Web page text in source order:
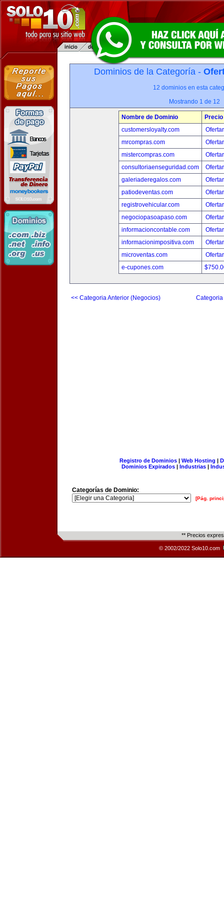
Dominios de la Categoría -
12 dominios en esta
Mostrando 1 de 12
Nombre de Dominio
Precio
customersloyalty.com
mrcompras.com
mistercompras.com
consultoriaenseguridad.com
galeriaderegalos.com
patiodeventas.com
registrovehicular.com
negociopasoapaso.com
informacioncontable.com
informacionimpositiva.com
microventas.com
e-cupones.com
<< Categoria Anterior (Negocios)
Registro de Dominios| Web Hosting |
Dominios Expirados | Industrias |
Categorías de Dominio:
[Pág.
** Precios
© 2002/2022 Solo10.com